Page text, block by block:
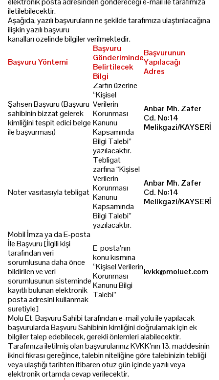
iletilebilecektir.
Aşağıda, yazılı başvuruların ne şekilde tarafımıza ulaştırılacağına
ilişkin yazılı başvuru
kanalları özelinde bilgiler verilmektedir.
Başvuru Yöntemi
Başvuru
Gönderiminde
Belirtilecek
Bilgi
Başvurunun
Yapılacağı
Adres
Şahsen Başvuru (Başvuru
sahibinin bizzat gelerek
kimliğini tespit edici belge
ile başvurması)
Zarfın üzerine
“Kişisel
Verilerin
Korunması
Kanunu
Kapsamında
Bilgi Talebi”
yazılacaktır.
Anbar Mh. Zafer
Cd. No:14
Melikgazi/KAYSERİ
Noter vasıtasıyla tebligat
Tebligat
zarfına “Kişisel
Verilerin
Korunması
Kanunu
Kapsamında
Bilgi Talebi”
yazılacaktır.
Anbar Mh. Zafer
Cd. No:14
Melikgazi/KAYSERİ
Mobil İmza ya da E-posta
İle Başvuru [İlgili kişi
tarafından veri
sorumlusuna daha önce
bildirilen ve veri
sorumlusunun sisteminde
kayıtlı bulunan elektronik
posta adresini kullanmak
suretiyle]
E-posta’nın
konu kısmına
“Kişisel Verilerin
Korunması
Kanunu Bilgi
Talebi”
kvkk@moluet.com
Molu Et, Başvuru Sahibi tarafından e-mail yolu ile yapılacak
başvurularda Başvuru Sahibinin kimliğini doğrulamak için ek
bilgiler talep edebilecek, gerekli önlemleri alabilecektir.
Tarafımıza iletilmiş olan başvurularınız KVKK’nın 13. maddesinin
ikinci fıkrası gereğince, talebin niteliğine göre talebinizin tebliği
veya ulaştığı tarihten itibaren otuz gün içinde yazılı veya
elektronik ortamda cevap verilecektir.